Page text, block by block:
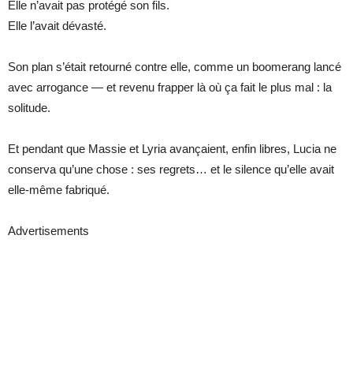
Elle n’avait pas protégé son fils.
Elle l’avait dévasté.
Son plan s’était retourné contre elle, comme un boomerang lancé
avec arrogance — et revenu frapper là où ça fait le plus mal : la
solitude.
Et pendant que Massie et Lyria avançaient, enfin libres, Lucia ne
conserva qu’une chose : ses regrets… et le silence qu’elle avait
elle-même fabriqué.
Advertisements